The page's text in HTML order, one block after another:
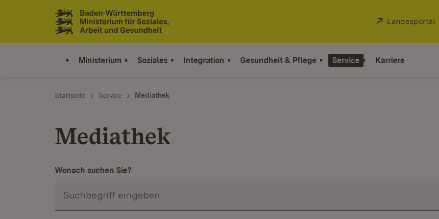
Zum Inhalt springen
Link zur Startseite
Extern:
Landesportal
Ministerium Soziales Integration Gesundheit & Pflege Service Karriere
Startseite Service Mediathek
Mediathek
Wonach suchen Sie?